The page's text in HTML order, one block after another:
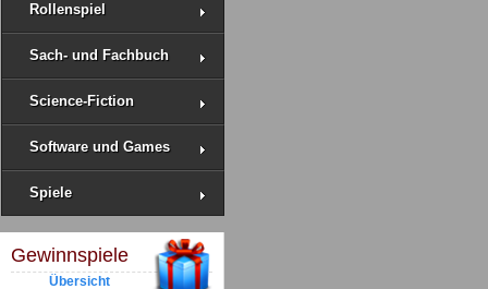
Rollenspiel
Sach- und Fachbuch
Science-Fiction
Software und Games
Spiele
Gewinnspiele
Übersicht